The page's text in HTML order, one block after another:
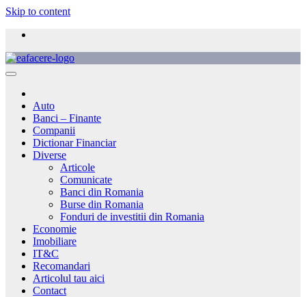
Skip to content
Auto
Banci – Finante
Companii
Dictionar Financiar
Diverse
Articole
Comunicate
Banci din Romania
Burse din Romania
Fonduri de investitii din Romania
Economie
Imobiliare
IT&C
Recomandari
Articolul tau aici
Contact